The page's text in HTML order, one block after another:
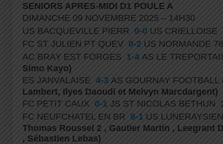
SENIORS APRES-MIDI D1 POULE A
DIMANCHE 09 NOVEMBRE 2025 – 14H30
US BACQUEVILLE PIERR 0-0 US CRIELLOISE
FC ST JULIEN PT QUEV 0-2 US NORMANDE
AC BRAY EST FORGES 1-4 AS LE
Simo Kayo)
ES JANVALAISE 4-3 AS GOURNAY FOOTBALL
Lambert, Ilyes Daoudi et Melvyn Marcdargent)
FC PETIT CAUX 0-1 JS ST NICOLAS BETHUN
FC NEUFCHATEL EN BR 6-1 US
Thomas Roussel 2 , Gautier Martin , Leegrant
, Sébastien Lebas)